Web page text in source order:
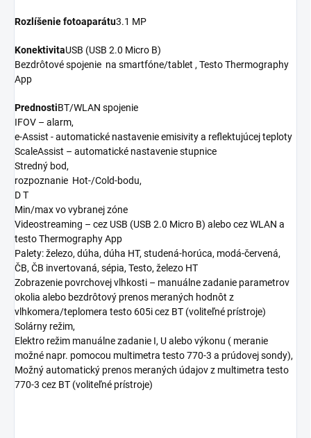
Rozlíšenie fotoaparátu3.1 MP
KonektivitaUSB (USB 2.0 Micro B)
Bezdrôtové spojenie na smartfóne/tablet , Testo Thermography
App
PrednostiBT/WLAN spojenie
IFOV – alarm,
e-Assist - automatické nastavenie emisivity a reflektujúcej teploty
ScaleAssist – automatické nastavenie stupnice
Stredný bod,
rozpoznanie Hot-/Cold-bodu,
D T
Min/max vo vybranej zóne
Videostreaming – cez USB (USB 2.0 Micro B) alebo cez WLAN a
testo Thermography App
Palety: železo, dúha, dúha HT, studená-horúca, modá-červená,
ČB, ČB invertovaná, sépia, Testo, železo HT
Zobrazenie povrchovej vlhkosti – manuálne zadanie parametrov
okolia alebo bezdrôtový prenos meraných hodnôt z
vlhkomera/teplomera testo 605i cez BT (voliteľné prístroje)
Solárny režim,
Elektro režim manuálne zadanie I, U alebo výkonu ( meranie
možné napr. pomocou multimetra testo 770-3 a prúdovej sondy),
Možný automatický prenos meraných údajov z multimetra testo
770-3 cez BT (voliteľné prístroje)